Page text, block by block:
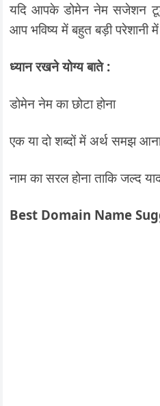
यदि आपके डोमेन नेम सजेशन
आप भविष्य में बहुत बड़ी
ध्यान रखने योग्य बाते :
डोमेन नेम का छोटा होना
एक या दो शब्दों में अर्थ समझ
नाम का सरल होना ताकि जल्द
Best Domain Name